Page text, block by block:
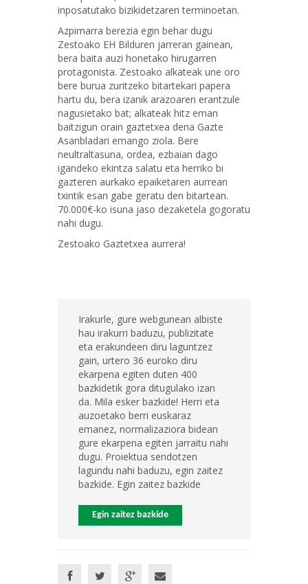
inposatutako bizikidetzaren terminoetan.
Azpimarra berezia egin behar dugu
Zestoako EH Bilduren jarreran gainean,
bera baita auzi honetako hirugarren
protagonista. Zestoako alkateak une oro
bere burua zuritzeko bitartekari papera
hartu du, bera izanik arazoaren erantzule
nagusietako bat; alkateak hitz eman
baitzigun orain gaztetxea dena Gazte
Asanbladari emango ziola. Bere
neultraltasuna, ordea, ezbaian dago
igandeko ekintza salatu eta herriko bi
gazteren aurkako epaiketaren aurrean
txintik esan gabe geratu den bitartean.
70.000€-ko isuna jaso dezaketela gogoratu
nahi dugu.
Zestoako Gaztetxea aurrera!
Irakurle, gure webgunean albiste
hau irakurri baduzu, publizitate
eta erakundeen diru laguntzez
gain, urtero 36 euroko diru
ekarpena egiten duten 400
bazkidetik gora ditugulako izan
da. Mila esker bazkide! Herri eta
auzoetako berri euskaraz
emanez, normalizaziora bidean
gure ekarpena egiten jarraitu nahi
dugu. Proiektua sendotzen
lagundu nahi baduzu, egin zaitez
bazkide. Egin zaitez bazkide
Egin zaitez bazkide